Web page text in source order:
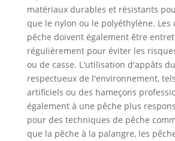
matériaux durables et résistants
que le nylon ou le polyéthylène. Les
pêche doivent également être
régulièrement pour éviter les
ou de casse. L'utilisation d'appâts
respectueux de l'environnement,
artificiels ou des hameçons
également à une pêche plus
pour des techniques de pêche
que la pêche à la palangre, les